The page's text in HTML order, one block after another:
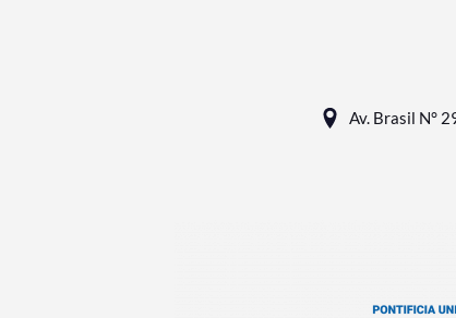
Av. Brasil N°